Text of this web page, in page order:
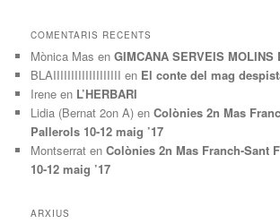
COMENTARIS RECENTS
Mònica Mas enGIMCANA SERVEIS MOLINS
BLAIIIIIIIIIIIIIIIIIII en El conte del mag
Irene en L’HERBARI
Lidia (Bernat 2on A) enColònies 2n Mas
Pallerols 10-12 maig ’17
Montserrat enColònies 2n Mas Franch-Sant
10-12 maig ’17
ARXIUS